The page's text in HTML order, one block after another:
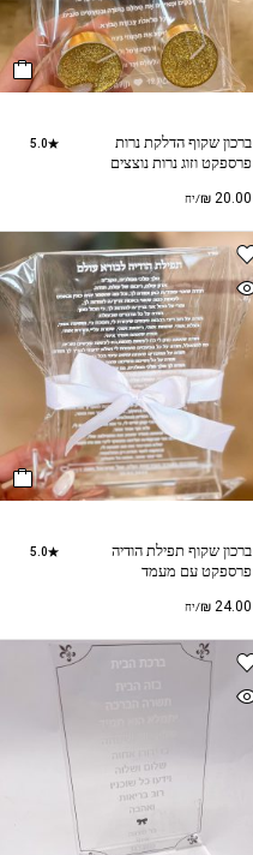
ברכון שקוף הדלקת נרות
פרספקט וזוג נרות נוצצים
5.0
₪20.00 /יח
ברכון שקוף תפילת הודיה
פרספקט עם מעמד
5.0
₪24.00 /יח